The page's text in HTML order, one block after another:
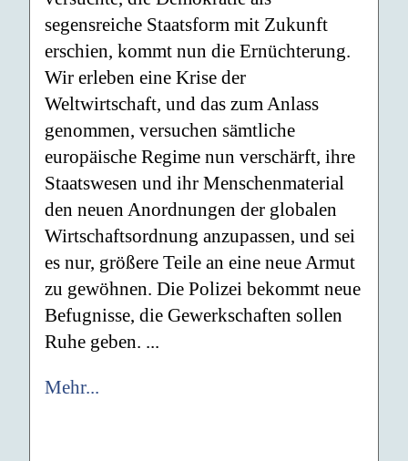
segensreiche Staatsform mit Zukunft
erschien, kommt nun die Ernüchterung.
Wir erleben eine Krise der
Weltwirtschaft, und das zum Anlass
genommen, versuchen sämtliche
europäische Regime nun verschärft, ihre
Staatswesen und ihr Menschenmaterial
den neuen Anordnungen der globalen
Wirtschaftsordnung anzupassen, und sei
es nur, größere Teile an eine neue Armut
zu gewöhnen. Die Polizei bekommt neue
Befugnisse, die Gewerkschaften sollen
Ruhe geben. ...
Mehr...